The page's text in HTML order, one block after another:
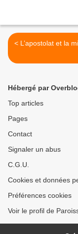
< L’apostolat et la
Hébergé par
Top articles
Pages
Contact
Signaler un abus
C.G.U.
Cookies et données
Préférences cookies
Voir le profil de